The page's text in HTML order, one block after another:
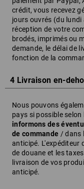
crédit, vous recevez
jours ouvrés (du
réception de votre
brodés, imprimés ou
demande, le délai de
fonction de la
4 Livraison en-
Nous pouvons
pays si possible
informons des
de commande / dans
anticipé. L'expéditeur
de douane et les
livraison de vos
anticipé.